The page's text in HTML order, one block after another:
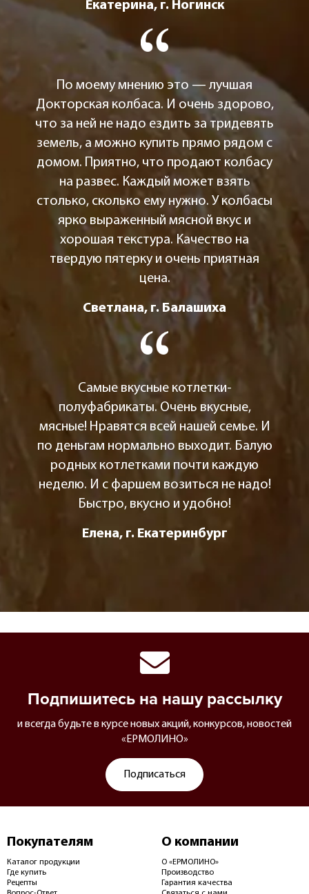
Екатерина, г. Ногинск
По моему мнению это — лучшая
Докторская колбаса. И очень здорово,
что за ней не надо ездить за тридевять
земель, а можно купить прямо рядом с
домом. Приятно, что продают колбасу
на развес. Каждый может взять
столько, сколько ему нужно. У колбасы
ярко выраженный мясной вкус и
хорошая текстура. Качество на
твердую пятерку и очень приятная
цена.
Светлана, г. Балашиха
Самые вкусные котлетки-
полуфабрикаты. Очень вкусные,
мясные! Нравятся всей нашей семье. И
по деньгам нормально выходит. Балую
родных котлетками почти каждую
неделю. И с фаршем возиться не надо!
Быстро, вкусно и удобно!
Елена, г. Екатеринбург
Подпишитесь на нашу рассылку
и всегда будьте в курсе новых акций, конкурсов, новостей
«ЕРМОЛИНО»
Подписаться
Покупателям
Каталог продукции
Где купить
Рецепты
О компании
О «ЕРМОЛИНО»
Производство
Гарантия качества